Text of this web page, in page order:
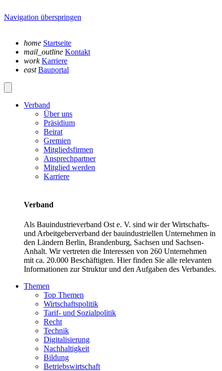
Navigation überspringen
home Startseite
mail_outline Kontakt
work Karriere
east Bauportal
Verband
Über uns
Präsidium
Beirat
Gremien
Mitgliedsfirmen
Ansprechpartner
Mitglied werden
Karriere
Verband
Als Bauindustrieverband Ost e. V. sind wir der Wirtschafts-
und Arbeitgeberverband der bauindustriellen Unternehmen in
den Ländern Berlin, Brandenburg, Sachsen und Sachsen-
Anhalt. Wir vertreten die Interessen von 260 Unternehmen
mit ca. 20.000 Beschäftigten. Hier finden Sie alle relevanten
Informationen zur Struktur und den Aufgaben des Verbandes.
Themen
Top Themen
Wirtschaftspolitik
Tarif- und Sozialpolitik
Recht
Technik
Digitalisierung
Nachhaltigkeit
Bildung
Betriebswirtschaft